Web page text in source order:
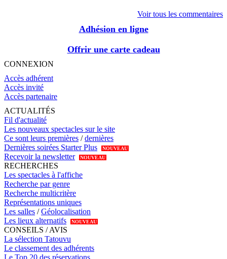
Voir tous les commentaires
Adhésion en ligne
Offrir une carte cadeau
CONNEXION
Accès adhérent
Accès invité
Accès partenaire
ACTUALITÉS
Fil d'actualité
Les nouveaux spectacles sur le site
Ce sont leurs premières /dernières
Dernières soirées Starter Plus
NOUVEAU
Recevoir la newsletter NOUVEAU
RECHERCHES
Les spectacles à l'affiche
Recherche par genre
Recherche multicritère
Représentations uniques
Les salles /Géolocalisation
Les lieux alternatifs
NOUVEAU
CONSEILS / AVIS
La sélection Tatouvu
Le classement des adhérents